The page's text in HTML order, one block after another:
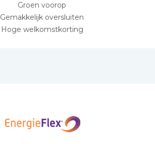
Groen voorop
Gemakkelijk oversluiten
Hoge welkomstkorting